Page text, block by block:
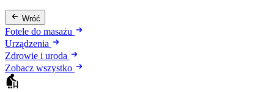
Wróć
Fotele do masażu
Urządzenia
Zdrowie i uroda
Zobacz wszystko